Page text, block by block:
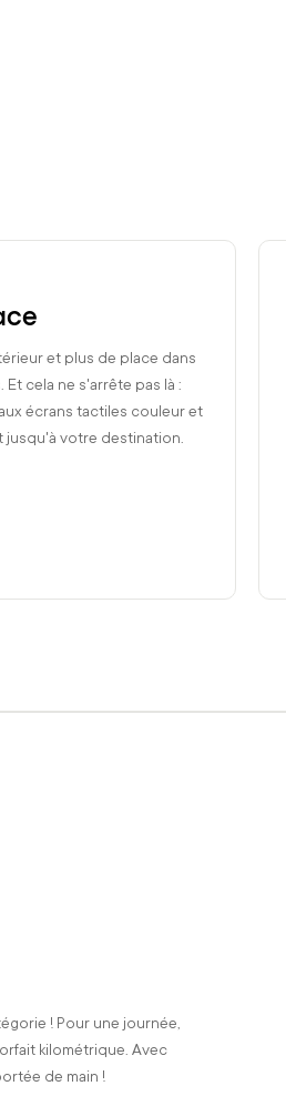
et plus de place dans
cela ne s'arrête pas là :
écrans tactiles couleur et
jusqu'à votre destination.
! Pour une journée,
kilométrique. Avec
de main !